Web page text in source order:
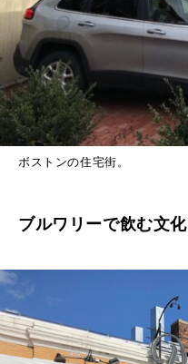
ボストンの住宅街。
ブルワリーで飲む文化